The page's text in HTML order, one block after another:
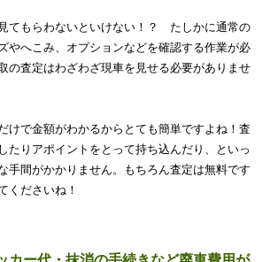
てもらわないといけない！？ たしかに通常の
やへこみ、オプションなどを確認する作業が必
の査定はわざわざ現車を見せる必要がありませ
けで金額がわかるからとても簡単ですよね！査
たりアポイントをとって持ち込んだり、といっ
手間がかかりません。もちろん査定は無料です
くださいね！